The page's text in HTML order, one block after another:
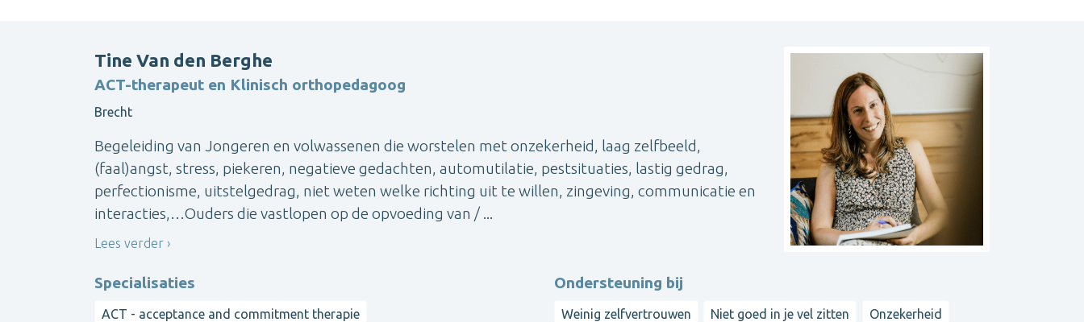
Tine Van den Berghe
ACT-therapeut en Klinisch orthopedagoog
Brecht
Begeleiding van Jongeren en volwassenen die worstelen met onzekerheid, laag zelfbeeld,
(faal)angst, stress, piekeren, negatieve gedachten, automutilatie, pestsituaties, lastig gedrag,
perfectionisme, uitstelgedrag, niet weten welke richting uit te willen, zingeving, communicatie en
interacties,…Ouders die vastlopen op de opvoeding van / ...
Lees verder
Specialisaties
ACT - acceptance and commitment therapie
Ondersteuning bij
Weinig zelfvertrouwen Niet goed in je vel zitten Onzekerheid